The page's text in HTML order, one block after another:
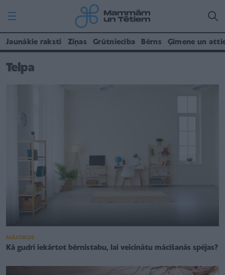
Jaunākie raksti Ziņas Grūtniecība Bērns Ģimene un
Telpa
MĀJOKLIS
Kā gudri iekārtot bērnistabu, lai veicinātu mācīšanās spējas?